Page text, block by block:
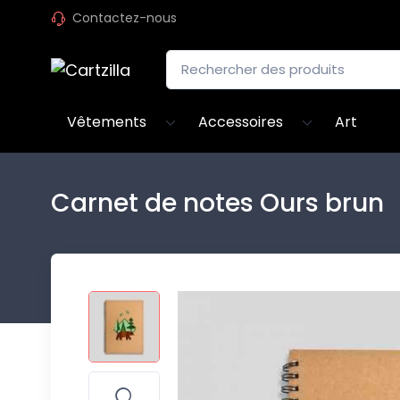
Contactez-nous
Vêtements Accessoires Art
Carnet de notes Ours brun